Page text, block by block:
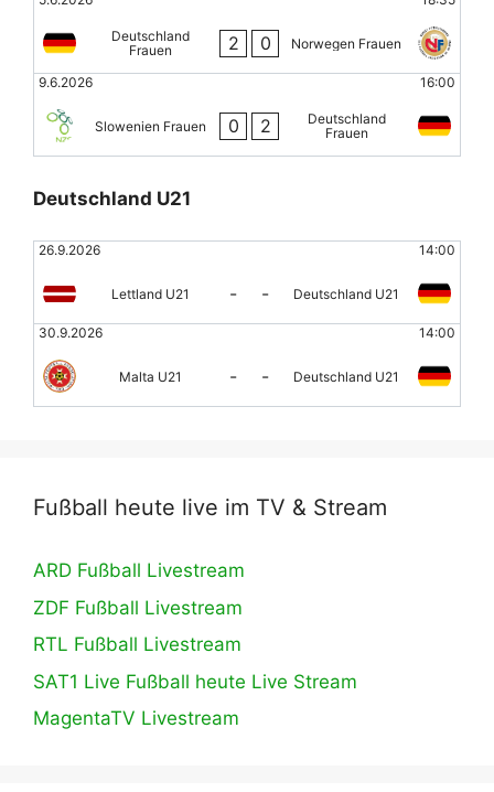
Deutschland
Frauen
2 0 Norwegen Frauen
9.6.2026 16:00
Slowenien Frauen 0 2
Deutschland
Frauen
Deutschland U21
26.9.2026 14:00
Lettland U21 - - Deutschland U21
30.9.2026 14:00
Malta U21 - - Deutschland U21
Fußball heute live im TV & Stream
ARD Fußball Livestream
ZDF Fußball Livestream
RTL Fußball Livestream
SAT1 Live Fußball heute Live Stream
MagentaTV Livestream